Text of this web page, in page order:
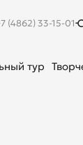
(4862) 33-15-01
тур